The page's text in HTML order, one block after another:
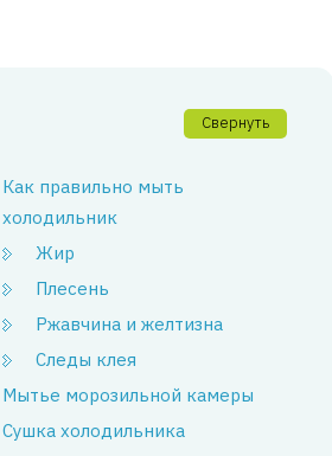
Свернуть
Как правильно мыть
холодильник
Жир
Плесень
Ржавчина и желтизна
Следы клея
Мытье морозильной камеры
Сушка холодильника